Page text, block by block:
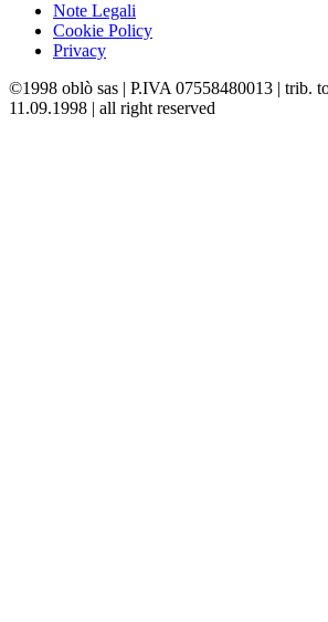
Note Legali
Cookie Policy
Privacy
©1998 oblò sas | P.IVA 07558480013 | trib.
11.09.1998 | all right reserved